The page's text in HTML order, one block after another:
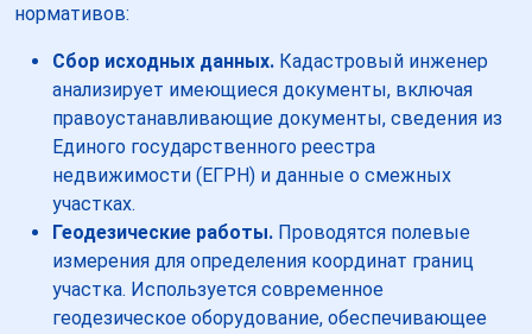
нормативов:
Сбор исходных данных. Кадастровый инженер
анализирует имеющиеся документы, включая
правоустанавливающие документы, сведения из
Единого государственного реестра
недвижимости (ЕГРН) и данные о смежных
участках.
Геодезические работы. Проводятся полевые
измерения для определения координат границ
участка. Используется современное
геодезическое оборудование, обеспечивающее